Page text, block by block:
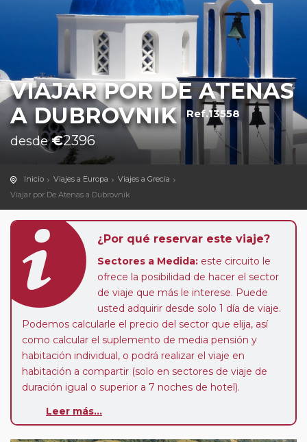
VIAJAR POR DE ATENAS
A DUBROVNIK
Ref.13558
desde€2396
Inicio Viajes a Europa
Viajes a Grecia
Viajar por De Atenas a Dubrovnik
¿Por qué reservar este viaje?
Sectores a Medida: este circuito le
ofrece la posibilidad de hacer el sector
de viaje que más le interese. Puede
usted adquirir desde solo 1 día de viaje.
Podemos calcularle el precio del sector que elija, así
como calcular el suplemento de media pensión y
habitación individual, o podrá realizar el viaje en
habitación a compartir (solo en sectores de viaje de
duración igual o superior a 7 noches de hotel).
Pasajero Club:este circuito, en cualquier época del
Leer más...